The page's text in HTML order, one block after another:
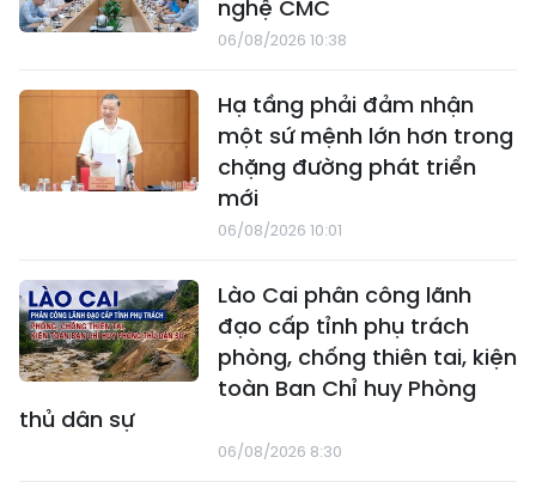
nghệ CMC
06/08/2026 10:38
Hạ tầng phải đảm nhận
một sứ mệnh lớn hơn trong
chặng đường phát triển
mới
06/08/2026 10:01
Lào Cai phân công lãnh
đạo cấp tỉnh phụ trách
phòng, chống thiên tai, kiện
toàn Ban Chỉ huy Phòng
thủ dân sự
06/08/2026 8:30